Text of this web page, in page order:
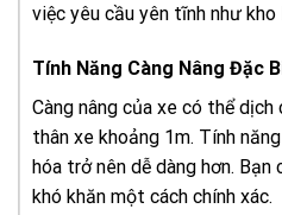
việc yêu cầu yên tĩnh như
Tính Năng Càng Nâng Đặc
Càng nâng của xe có thể
thân xe khoảng 1m. Tính
hóa trở nên dễ dàng hơn.
khó khăn một cách chính xác.